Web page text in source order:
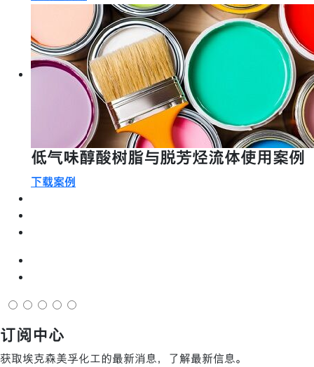
低气味醇酸树脂与脱芳烃流体使用案例
下载案例
订阅中心
获取埃克森美孚化工的最新消息，了解最新信息。